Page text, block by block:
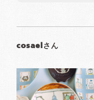
cosaelさん